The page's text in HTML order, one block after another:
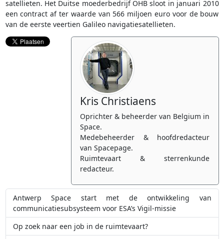
satellieten. Het Duitse moederbedrijf OHB sloot in januari 2010
een contract af ter waarde van 566 miljoen euro voor de bouw
van de eerste veertien Galileo navigatiesatellieten.
Kris Christiaens
Oprichter & beheerder van Belgium in
Space.
Medebeheerder & hoofdredacteur
van Spacepage.
Ruimtevaart & sterrenkunde
redacteur.
Antwerp Space start met de ontwikkeling van
communicatiesubsysteem voor ESA’s Vigil-missie
Op zoek naar een job in de ruimtevaart?